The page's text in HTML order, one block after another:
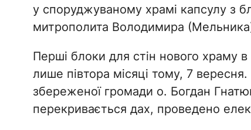
у споруджуваному храмі капсулу з
митрополита Володимира
Перші блоки для стін нового храму
лише півтора місяці тому, 7
збереженої громади о. Богдан
перекривається дах, проведено